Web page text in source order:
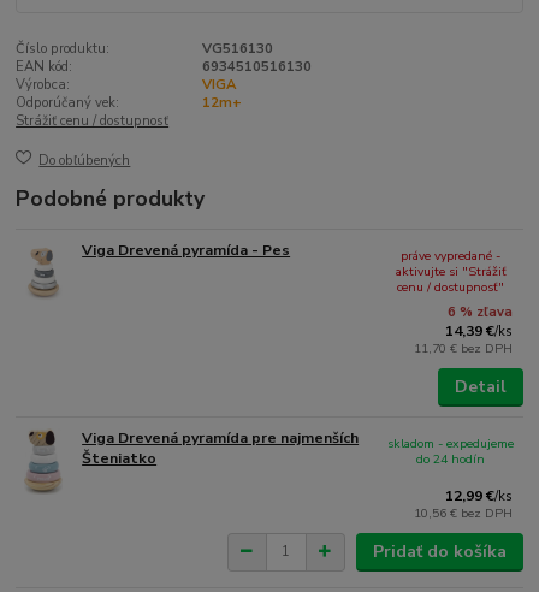
Číslo produktu:
VG516130
EAN kód:
6934510516130
Výrobca:
VIGA
Odporúčaný vek:
12m+
Strážiť cenu / dostupnosť
Do obľúbených
Podobné produkty
Viga Drevená pyramída - Pes
6 % zľava
14,39 €/ks
11,70 € bez DPH
práve vypredané -
aktivujte si "Strážiť
cenu / dostupnosť"
Detail
Viga Drevená pyramída pre najmenších
Šteniatko
12,99 €/ks
10,56 € bez DPH
skladom - expedujeme
do 24 hodín
Pridať do košíka